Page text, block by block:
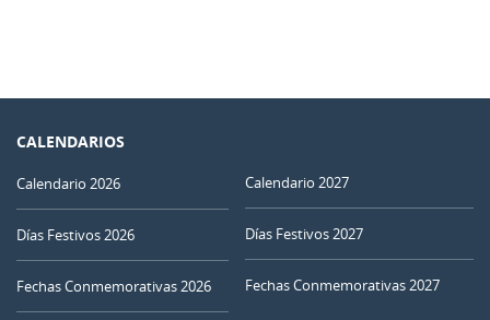
CALENDARIOS
Calendario 2026
Días Festivos 2026
Fechas Conmemorativas 2026
Calendario 2027
Días Festivos 2027
Fechas Conmemorativas 2027